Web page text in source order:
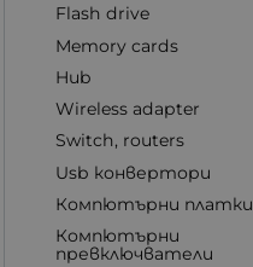
Flash drive
Memory cards
Hub
Wireless adapter
Switch, routers
Usb конвертори
Компютърни платки
Компютърни
превключватели